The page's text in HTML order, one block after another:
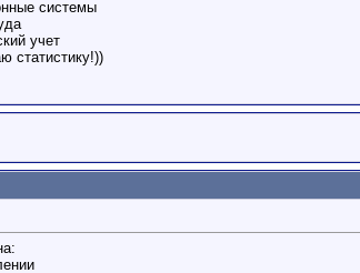
системы
учет
статистику!))